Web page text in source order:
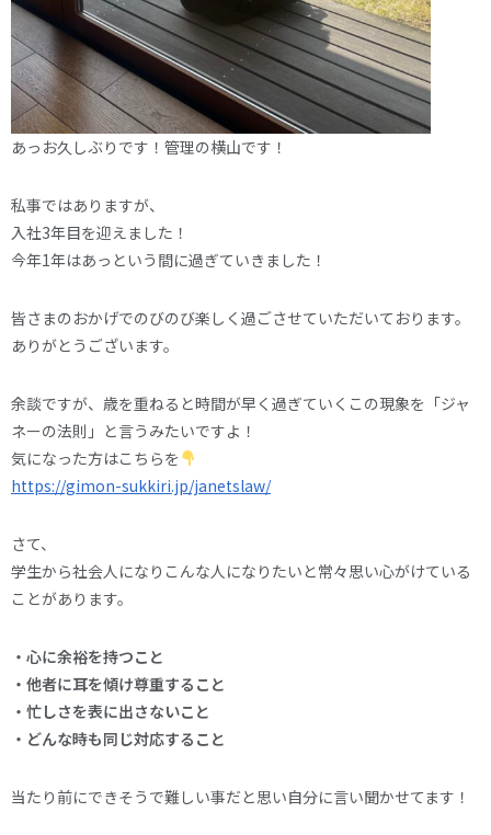
あっお久しぶりです！管理の横山です！
私事ではありますが、
入社3年目を迎えました！
今年1年はあっという間に過ぎていきました！
皆さまのおかげでのびのび楽しく過ごさせていただいております。
ありがとうございます。
余談ですが、歳を重ねると時間が早く過ぎていくこの現象を「ジャ
ネーの法則」と言うみたいですよ！
気になった方はこちらを
https://gimon-sukkiri.jp/janetslaw/
さて、
学生から社会人になりこんな人になりたいと常々思い心がけている
ことがあります。
・心に余裕を持つこと
・他者に耳を傾け尊重すること
・忙しさを表に出さないこと
・どんな時も同じ対応すること
当たり前にできそうで難しい事だと思い自分に言い聞かせてます！